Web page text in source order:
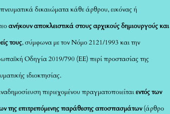
δικαιώματα κάθε άρθρου, εικόνας ή
ανήκουν αποκλειστικά στους αρχικούς δημιουργούς και
τους, σύμφωνα με τον Νόμο 2121/1993 και την
Οδηγία 2019/790 (ΕΕ) περί προστασίας της
ιδιοκτησίας.
περιεχομένου πραγματοποιείταιεντός των
της επιτρεπόμενης παράθεσης αποσπασμάτων(άρθρο